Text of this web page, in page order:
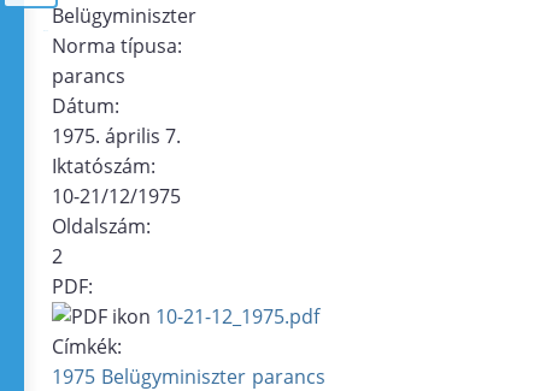
Belügyminiszter
Norma típusa:
parancs
Dátum:
1975. április 7.
Iktatószám:
10-21/12/1975
Oldalszám:
2
PDF:
10-21-12_1975.pdf
Címkék:
1975 Belügyminiszter parancs